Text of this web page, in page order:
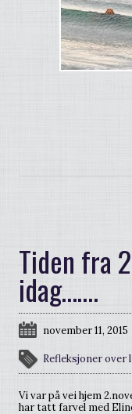
Tiden fra
idag…….
november 11, 2015
Refleksjoner over
Vi var på vei hjem
har tatt farvel med